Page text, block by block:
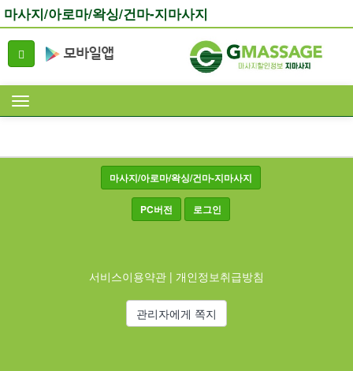
마사지/아로마/왁싱/건마-지마사지
마사지/아로마/왁싱/건마-지마사지
PC버전 로그인
서비스이용약관 | 개인정보취급방침
관리자에게 쪽지